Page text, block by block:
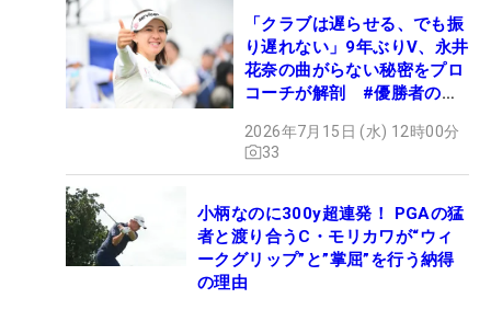
「クラブは遅らせる、でも振
り遅れない」9年ぶりV、永井
花奈の曲がらない秘密をプロ
コーチが解剖 #優勝者のス
2026年7月15日 (水) 12時00分
33
小柄なのに300y超連発！ PGAの猛
者と渡り合うC・モリカワが“ウィ
ークグリップ”と”掌屈”を行う納得
の理由